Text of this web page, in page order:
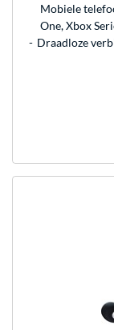
Mobiele
One, Xbox
Draadloze